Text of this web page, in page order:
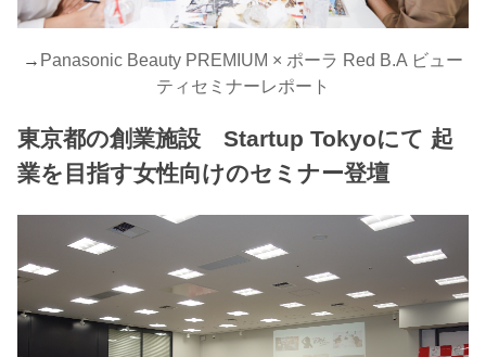
→ Panasonic Beauty PREMIUM × ポーラ Red B.A ビュー
ティセミナーレポート
東京都の創業施設 Startup Tokyoにて 起
業を目指す女性向けのセミナー登壇